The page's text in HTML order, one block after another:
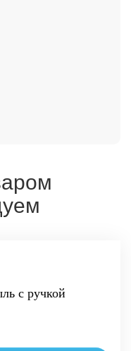
с ручкой